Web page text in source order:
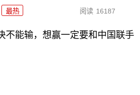
最热 阅读 16187
不能输，想赢一定要和中国联手